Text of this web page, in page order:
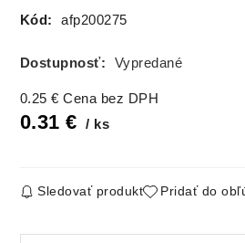
Kód: afp200275
Dostupnosť: Vypredané
0.25 €Cena bez DPH
0.31 € ks
Sledovať produkt Pridať do